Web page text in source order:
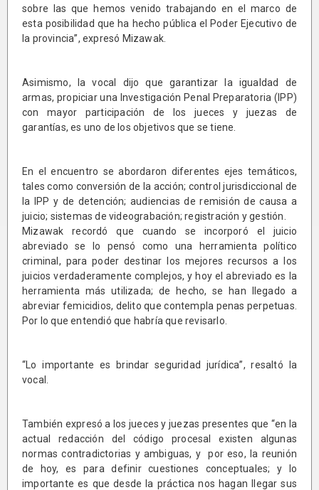
sobre las que hemos venido trabajando en el marco de
esta posibilidad que ha hecho pública el Poder Ejecutivo de
la provincia”, expresó Mizawak.
Asimismo, la vocal dijo que garantizar la igualdad de
armas, propiciar una Investigación Penal Preparatoria (IPP)
con mayor participación de los jueces y juezas de
garantías, es uno de los objetivos que se tiene.
En el encuentro se abordaron diferentes ejes temáticos,
tales como conversión de la acción; control jurisdiccional de
la IPP y de detención; audiencias de remisión de causa a
juicio; sistemas de videograbación; registración y gestión.
Mizawak recordó que cuando se incorporó el juicio
abreviado se lo pensó como una herramienta político
criminal, para poder destinar los mejores recursos a los
juicios verdaderamente complejos, y hoy el abreviado es la
herramienta más utilizada; de hecho, se han llegado a
abreviar femicidios, delito que contempla penas perpetuas.
Por lo que entendió que habría que revisarlo.
“Lo importante es brindar seguridad jurídica”, resaltó la
vocal.
También expresó a los jueces y juezas presentes que “en la
actual redacción del código procesal existen algunas
normas contradictorias y ambiguas, y por eso, la reunión
de hoy, es para definir cuestiones conceptuales; y lo
importante es que desde la práctica nos hagan llegar sus